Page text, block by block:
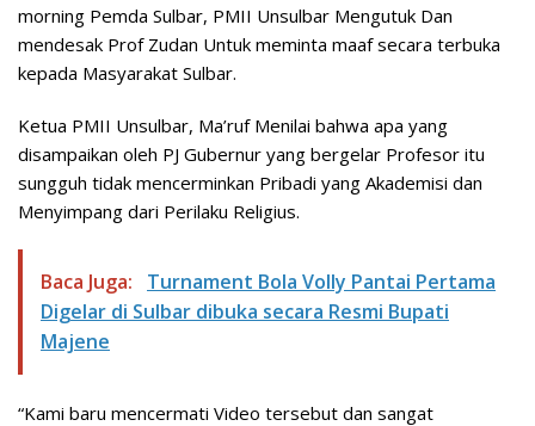
morning Pemda Sulbar, PMII Unsulbar Mengutuk Dan
mendesak Prof Zudan Untuk meminta maaf secara terbuka
kepada Masyarakat Sulbar.
Ketua PMII Unsulbar, Ma’ruf Menilai bahwa apa yang
disampaikan oleh PJ Gubernur yang bergelar Profesor itu
sungguh tidak mencerminkan Pribadi yang Akademisi dan
Menyimpang dari Perilaku Religius.
Baca Juga:
Turnament Bola Volly Pantai Pertama
Digelar di Sulbar dibuka secara Resmi Bupati
Majene
“Kami baru mencermati Video tersebut dan sangat